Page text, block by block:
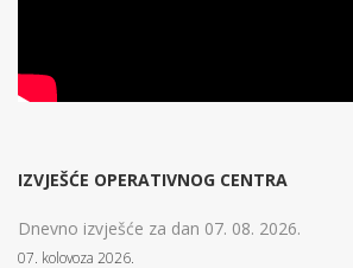
IZVJEŠĆE OPERATIVNOG CENTRA
Dnevno izvješće za dan 07. 08. 2026.
07. kolovoza 2026.